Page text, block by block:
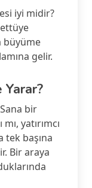
iyi midir?
büyüme
gelir.
bir
yatırımcı
tek başına
Bir araya